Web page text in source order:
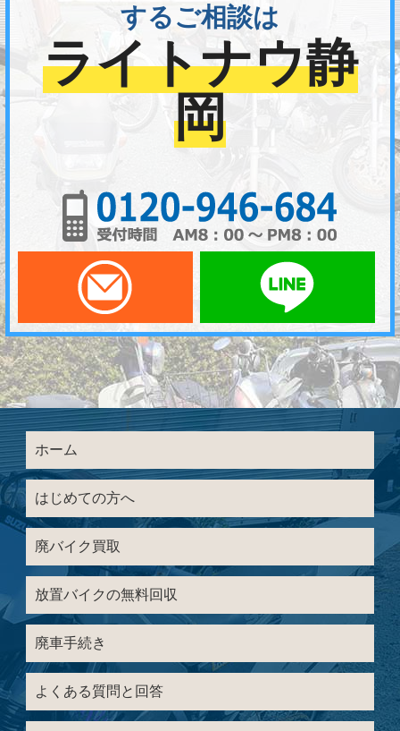
するご相談は
ライトナウ静
岡
メールでお問い合わせ
ホーム
はじめての方へ
廃バイク買取
放置バイクの無料回収
廃車手続き
よくある質問と回答